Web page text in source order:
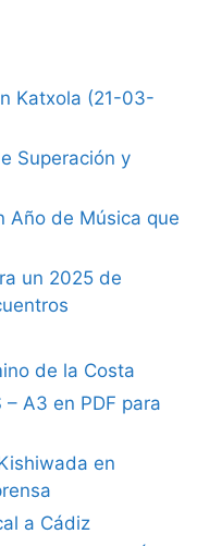
Katxola (21-03-
Superación y
Año de Música que
un 2025 de
de la Costa
– A3 en PDF para
en
a Cádiz